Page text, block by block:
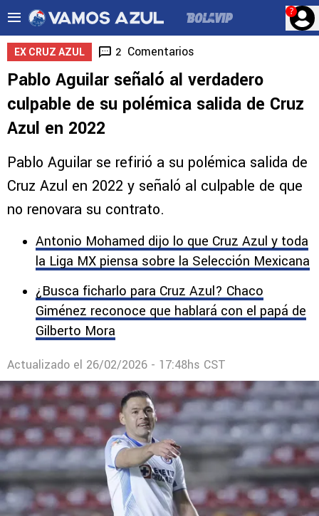
?
EX CRUZ AZUL 2 Comentarios
Pablo Aguilar señaló al verdadero
culpable de su polémica salida de Cruz
Azul en 2022
Pablo Aguilar se refirió a su polémica salida de
Cruz Azul en 2022 y señaló al culpable de que
no renovara su contrato.
Antonio Mohamed dijo lo que Cruz Azul y toda
la Liga MX piensa sobre la Selección Mexicana
¿Busca ficharlo para Cruz Azul? Chaco
Giménez reconoce que hablará con el papá de
Gilberto Mora
Actualizado el 26/02/2026 - 17:48hs CST